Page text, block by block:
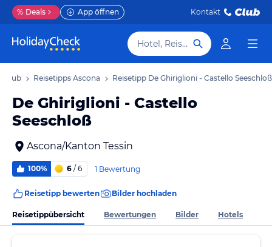
% Deals App öffnen Kontakt
Hotel, Reiseziel
Reisetipps Ascona Reisetipp De Ghiriglioni - Castello Seeschloß
De Ghiriglioni - Castello
Seeschloß
Ascona/Kanton Tessin
100% 6 / 6 1 Bewertung
Reisetipp bewerten Bilder hochladen
Reisetippübersicht Bewertungen Bilder Hotels